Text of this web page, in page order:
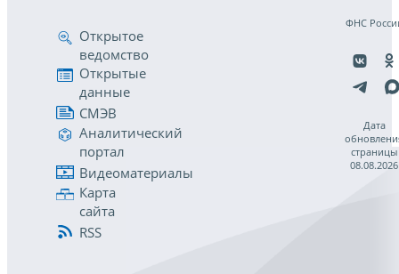
Открытое
ведомство
Открытые
данные
СМЭВ
Аналитический
портал
Видеоматериалы
Карта
сайта
RSS
ФНС
Дата
страницы
08.08.2026